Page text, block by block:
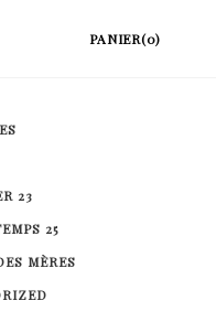
PANIER(0)
23
25
MÈRES